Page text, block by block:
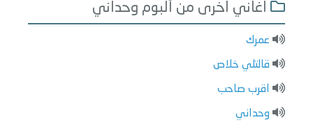
اغاني اخرى من ألبوم وحداني
عمرك
قالتلي خلاص
اقرب صاحب
وحداني